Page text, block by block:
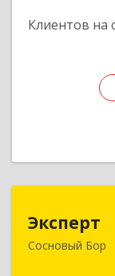
Клиентов на
Эксперт
Сосновый Бор
188544,